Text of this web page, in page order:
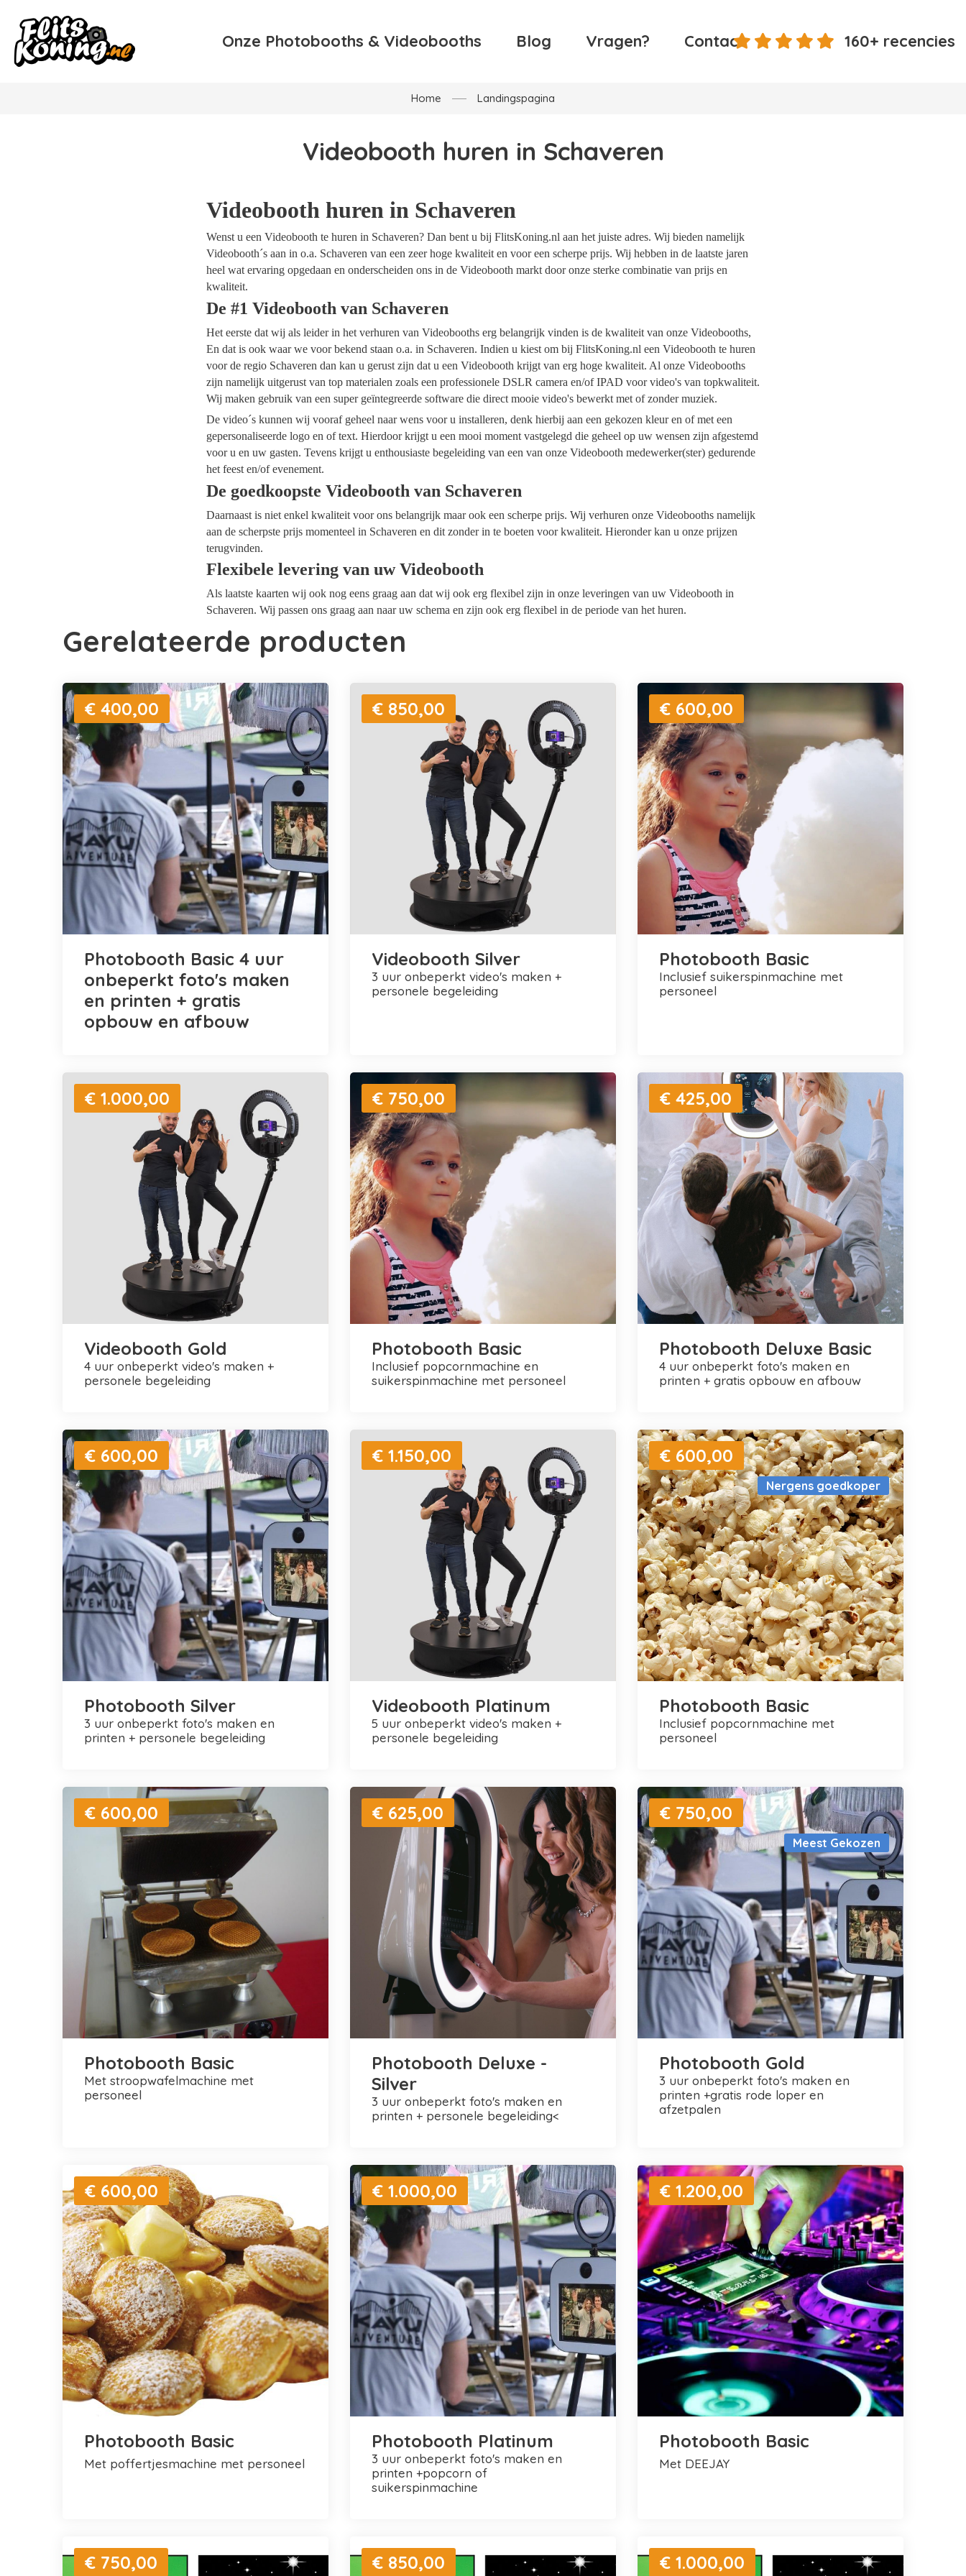
Onze Photobooths & Videobooths Blog Vragen? Contact 160+ recencies
Home Landingspagina
Videobooth huren in Schaveren
Videobooth huren in Schaveren
Wenst u een Videobooth te huren in Schaveren? Dan bent u bij FlitsKoning.nl aan het juiste adres. Wij bieden namelijk
Videobooth´s aan in o.a. Schaveren van een zeer hoge kwaliteit en voor een scherpe prijs. Wij hebben in de laatste jaren
heel wat ervaring opgedaan en onderscheiden ons in de Videobooth markt door onze sterke combinatie van prijs en
kwaliteit.
De #1 Videobooth van Schaveren
Het eerste dat wij als leider in het verhuren van Videobooths erg belangrijk vinden is de kwaliteit van onze Videobooths,
En dat is ook waar we voor bekend staan o.a. in Schaveren. Indien u kiest om bij FlitsKoning.nl een Videobooth te huren
voor de regio Schaveren dan kan u gerust zijn dat u een Videobooth krijgt van erg hoge kwaliteit. Al onze Videobooths
zijn namelijk uitgerust van top materialen zoals een professionele DSLR camera en/of IPAD voor video's van topkwaliteit.
Wij maken gebruik van een super geïntegreerde software die direct mooie video's bewerkt met of zonder muziek.
De video´s kunnen wij vooraf geheel naar wens voor u installeren, denk hierbij aan een gekozen kleur en of met een
gepersonaliseerde logo en of text. Hierdoor krijgt u een mooi moment vastgelegd die geheel op uw wensen zijn afgestemd
voor u en uw gasten. Tevens krijgt u enthousiaste begeleiding van een van onze Videobooth medewerker(ster) gedurende
het feest en/of evenement.
De goedkoopste Videobooth van Schaveren
Daarnaast is niet enkel kwaliteit voor ons belangrijk maar ook een scherpe prijs. Wij verhuren onze Videobooths namelijk
aan de scherpste prijs momenteel in Schaveren en dit zonder in te boeten voor kwaliteit. Hieronder kan u onze prijzen
terugvinden.
Flexibele levering van uw Videobooth
Als laatste kaarten wij ook nog eens graag aan dat wij ook erg flexibel zijn in onze leveringen van uw Videobooth in
Schaveren. Wij passen ons graag aan naar uw schema en zijn ook erg flexibel in de periode van het huren.
Gerelateerde producten
€ 400,00
Photobooth Basic 4 uur
onbeperkt foto's maken
en printen + gratis
opbouw en afbouw
€ 850,00
Videobooth Silver
3 uur onbeperkt video's maken +
personele begeleiding
€ 600,00
Photobooth Basic
inclusief suikerspinmachine met
personeel
€ 1.000,00
Videobooth Gold
4 uur onbeperkt video's maken +
personele begeleiding
€ 750,00
Photobooth Basic
inclusief popcornmachine en
suikerspinmachine met personeel
€ 425,00
Photobooth Deluxe Basic
4 uur onbeperkt foto's maken en
printen + gratis opbouw en afbouw
€ 600,00
Photobooth Silver
3 uur onbeperkt foto's maken en
printen + personele begeleiding
€ 1.150,00
Videobooth Platinum
5 uur onbeperkt video's maken +
personele begeleiding
Nergens goedkoper
€ 600,00
Photobooth Basic
inclusief popcornmachine met
personeel
€ 600,00
Photobooth Basic
met stroopwafelmachine met
personeel
€ 625,00
Photobooth Deluxe -
Silver
3 uur onbeperkt foto's maken en
printen + personele begeleiding<
Meest Gekozen
€ 750,00
Photobooth Gold
3 uur onbeperkt foto's maken en
printen +gratis rode loper en
afzetpalen
€ 600,00
Photobooth Basic
met poffertjesmachine met personeel
€ 1.000,00
Photobooth Platinum
3 uur onbeperkt foto's maken en
printen +popcorn of
suikerspinmachine
€ 1.200,00
Photobooth Basic
met DEEJAY
€ 750,00 € 850,00 € 1.000,00